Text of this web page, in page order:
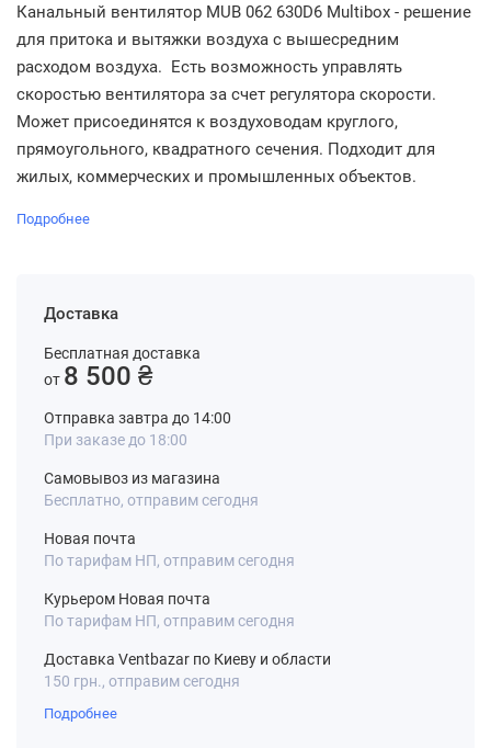
Канальный вентилятор MUB 062 630D6 Multibox - решение
для притока и вытяжки воздуха с вышесредним
расходом воздуха. Есть возможность управлять
скоростью вентилятора за счет регулятора скорости.
Может присоединятся к воздуховодам круглого,
прямоугольного, квадратного сечения. Подходит для
жилых, коммерческих и промышленных объектов.
Подробнее
Доставка
Бесплатная доставка
от 8 500 ₴
Отправка завтра до 14:00
При заказе до 18:00
Самовывоз из магазина
Бесплатно, отправим сегодня
Новая почта
По тарифам НП, отправим сегодня
Курьером Новая почта
По тарифам НП, отправим сегодня
Доставка Ventbazar по Киеву и области
150 грн., отправим сегодня
Подробнее